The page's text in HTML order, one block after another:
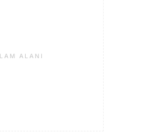
ALANI